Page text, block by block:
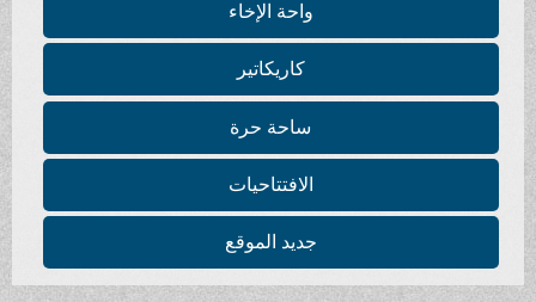
واحة الإخاء
كاريكاتير
ساحة حرة
الافتتاحيات
جديد الموقع